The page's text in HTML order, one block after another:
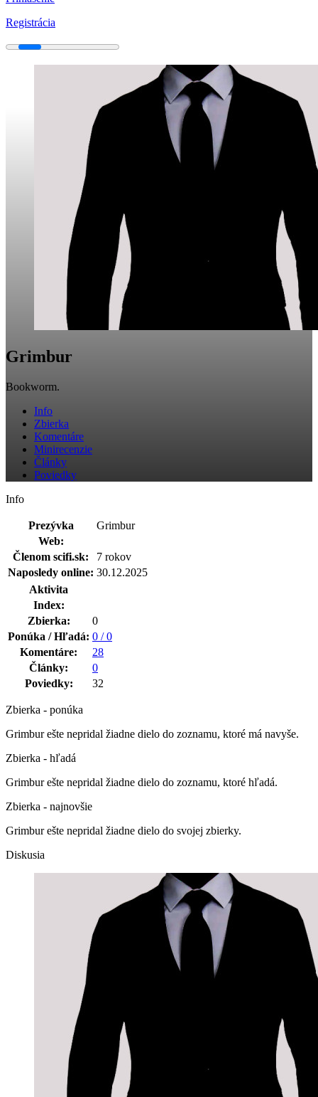
Registrácia
Grimbur
Bookworm.
Info
Zbierka
Komentáre
Minirecenzie
Články
Poviedky
Info
Prezývka
Grimbur
Web:
Členom scifi.sk:
7 rokov
Naposledy online: 30.12.2025
Aktivita
Index:
Zbierka:
0
Ponúka / Hľadá: 0 / 0
Komentáre:
28
Články:
0
Poviedky:
32
Zbierka - ponúka
Grimbur ešte nepridal žiadne dielo do zoznamu, ktoré má navyše.
Zbierka - hľadá
Grimbur ešte nepridal žiadne dielo do zoznamu, ktoré hľadá.
Zbierka - najnovšie
Grimbur ešte nepridal žiadne dielo do svojej zbierky.
Diskusia